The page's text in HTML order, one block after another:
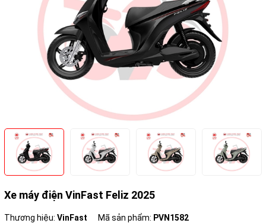
Xe máy điện VinFast Feliz 2025
Thương hiệu: VinFast Mã sản phẩm: PVN1582